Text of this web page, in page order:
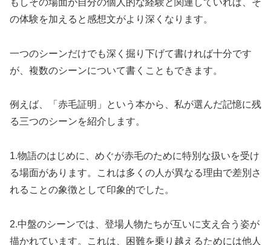
の体験を加えると感想文がより深くなります。
一つのシーンだけでも深く掘り下げて書ければ十分です
が、複数のシーンについて書くこともできます。
例えば、「赤毛証明」という本から、私が選んだ記憶に残
る三つのシーンを紹介します。
1.物語のはじめに、めぐが赤毛のために特別な扱いを受け
る場面があります。これは多くの人が異なる理由で差別さ
れることの象徴として印象的でした。
2.中盤のシーンでは、登場人物たちが互いに支え合う姿が
描かれています。これは、困難を乗り越えるためには他人